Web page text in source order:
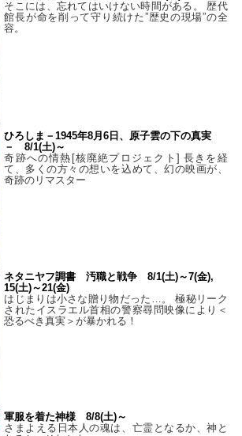
そこには、忘れてはいけない時間がある。 歴代
館長が命を削って守り続けた”歴史の現場”の全
容。
ひろしま－1945年8月6日、原子雲の下の真実
－ 8/1(土)～
奇跡への情熱[核廃絶プロジェクト] 長きを経
て、多くの方々の想いを込めて、幻の映画が、
奇跡のリマスター
ネタニヤフ調書 汚職と戦争 8/1(土)～7(金),
15(土)～21(金)
はじまりは小さな贈り物だった…。 極秘リーク
されたイスラエル首相の警察尋問映像により＜
恐るべき真実＞が暴かれる！
軍服を着た神様 8/8(土)～
さまよえる日本人の魂は、亡霊となるか、神と